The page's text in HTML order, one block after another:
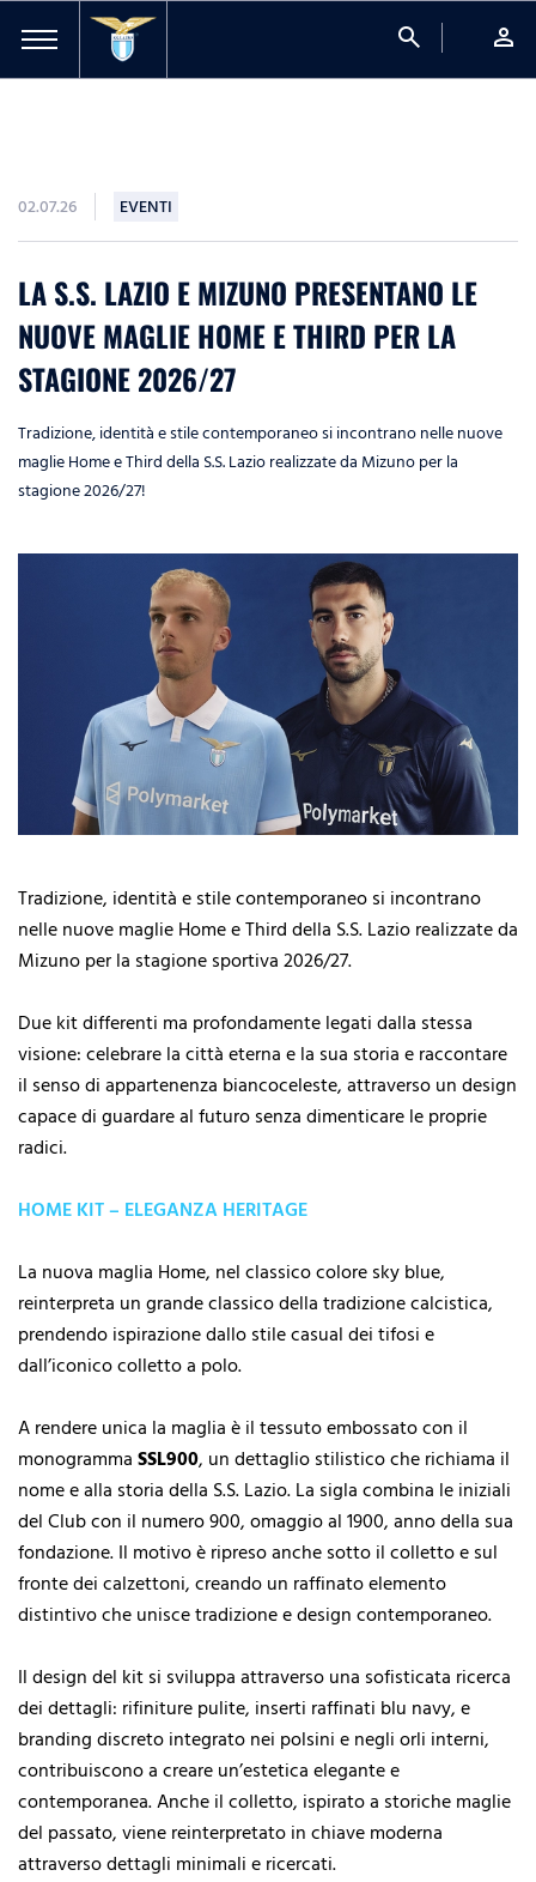
search person
02.07.26 EVENTI
LA S.S. LAZIO E MIZUNO PRESENTANO LE
NUOVE MAGLIE HOME E THIRD PER LA
STAGIONE 2026/27
Tradizione, identità e stile contemporaneo si incontrano nelle nuove
maglie Home e Third della S.S. Lazio realizzate da Mizuno per la
stagione 2026/27!
Tradizione, identità e stile contemporaneo si incontrano
nelle nuove maglie Home e Third della S.S. Lazio realizzate da
Mizuno per la stagione sportiva 2026/27.
Due kit differenti ma profondamente legati dalla stessa
visione: celebrare la città eterna e la sua storia e raccontare
il senso di appartenenza biancoceleste, attraverso un design
capace di guardare al futuro senza dimenticare le proprie
radici.
HOME KIT – ELEGANZA HERITAGE
La nuova maglia Home, nel classico colore sky blue,
reinterpreta un grande classico della tradizione calcistica,
prendendo ispirazione dallo stile casual dei tifosi e
dall’iconico colletto a polo.
A rendere unica la maglia è il tessuto embossato con il
monogrammaSSL900, un dettaglio stilistico che richiama il
nome e alla storia della S.S. Lazio. La sigla combina le iniziali
del Club con il numero 900, omaggio al 1900, anno della sua
fondazione. Il motivo è ripreso anche sotto il colletto e sul
fronte dei calzettoni, creando un raffinato elemento
distintivo che unisce tradizione e design contemporaneo.
Il design del kit si sviluppa attraverso una sofisticata ricerca
dei dettagli: rifiniture pulite, inserti raffinati blu navy, e
branding discreto integrato nei polsini e negli orli interni,
contribuiscono a creare un’estetica elegante e
contemporanea. Anche il colletto, ispirato a storiche maglie
del passato, viene reinterpretato in chiave moderna
attraverso dettagli minimali e ricercati.